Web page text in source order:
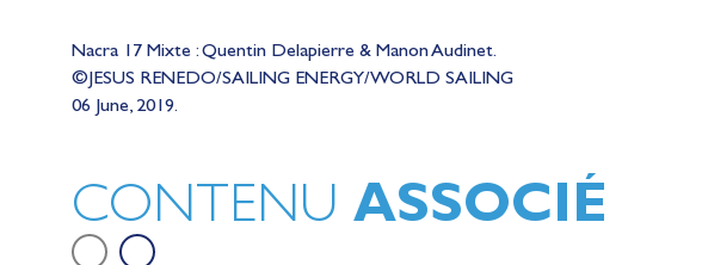
Nacra 17 Mixte : Quentin Delapierre & Manon Audinet.
©JESUS RENEDO/SAILING ENERGY/WORLD SAILING
06 June, 2019.
CONTENU ASSOCIÉ
Lauriane Nolot en or à Long Beach,
sur le plan d'eau des Jeux Olympiques